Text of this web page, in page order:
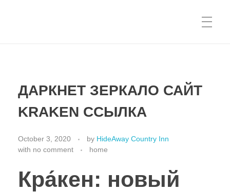
ДАРКНЕТ ЗЕРКАЛО САЙТ
KRAKEN ССЫЛКА
October 3, 2020 by HideAway Country Inn
with no comment home
Кра́кен: новый